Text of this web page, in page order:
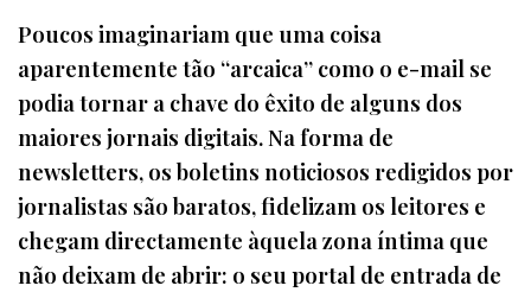
Poucos imaginariam que uma coisa
aparentemente tão “arcaica” como o e-mail se
podia tornar a chave do êxito de alguns dos
maiores jornais digitais. Na forma de
newsletters, os boletins noticiosos redigidos por
jornalistas são baratos, fidelizam os leitores e
chegam directamente àquela zona íntima que
não deixam de abrir: o seu portal de entrada de